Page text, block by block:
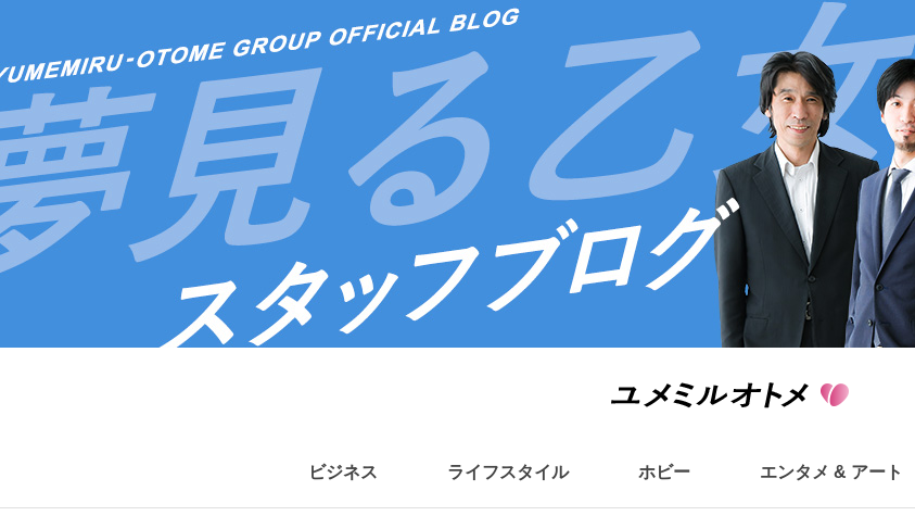
ビジネス ライフスタイル ホビー エンタメ & アート